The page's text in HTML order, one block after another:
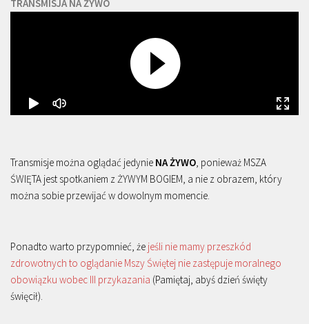
TRANSMISJA NA ŻYWO
Transmisje można oglądać jedynie NA ŻYWO, ponieważ MSZA
ŚWIĘTA jest spotkaniem z ŻYWYM BOGIEM, a nie z obrazem, który
można sobie przewijać w dowolnym momencie.
Ponadto warto przypomnieć, że jeśli nie mamy przeszkód
zdrowotnych to oglądanie Mszy Świętej nie zastępuje moralnego
obowiązku wobec III przykazania (Pamiętaj, abyś dzień święty
święcił).